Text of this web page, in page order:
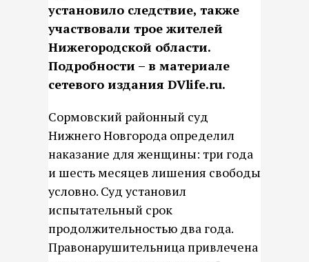
установило следствие, также
участвовали трое жителей
Нижегородской области.
Подробности – в материале
сетевого издания DVlife.ru.
Сормовский районный суд
Нижнего Новгорода определил
наказание для женщины: три года
и шесть месяцев лишения свободы
условно. Суд установил
испытательный срок
продолжительностью два года.
Правонарушительница привлечена